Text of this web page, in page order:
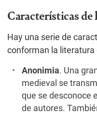
Características
Hay una serie de
conforman la literatura
Anonimia. Una
medieval se
que se desconoce
de autores.